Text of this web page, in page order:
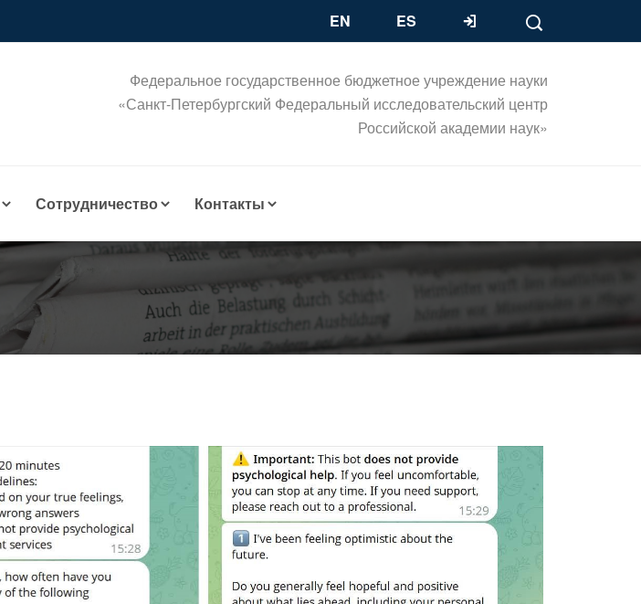
EN ES
Федеральное государственное бюджетное учреждение науки
«Санкт-Петербургский Федеральный исследовательский центр
Российской академии наук»
Сотрудничество Контакты